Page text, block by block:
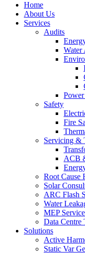
Home
About Us
Services
Audits
Water
Safety
Fire
Servicing &
ACB
Root Cause
Solar
ARC Flash
Water
MEP
Data Centre
Solutions
Active
Static Var